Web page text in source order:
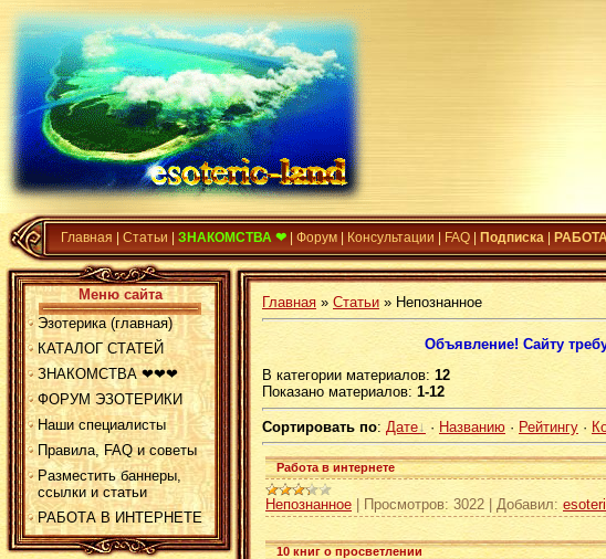
Главная Статьи ЗНАКОМСТВА ❤ Форум Консультации FAQ Подписка
Меню сайта
Эзотерика (главная)
КАТАЛОГ СТАТЕЙ
ЗНАКОМСТВА ❤❤❤
ФОРУМ ЭЗОТЕРИКИ
Наши специалисты
Правила, FAQ и советы
Разместить баннеры,
ссылки и статьи
РАБОТА В ИНТЕРНЕТЕ
Главная » Статьи » Непознанное
Объявление! Сайту
В категории материалов: 12
Показано материалов: 1-12
Сортировать по: Дате · Названию · Рейтингу ·
Работа в интернете
Непознанное Просмотров: 3022 Добавил:
10 книг о просветлении